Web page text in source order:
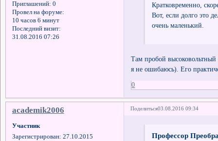
Приглашений: 0
Провел на форуме:
10 часов 6 минут
Последний визит:
31.08.2016 07:26
Кратковременно,
Вот, если долго это
очень маленький.
Там пробой
я не ошибаюсь). Его
0
Поделиться03.08.2016 09:34
academik2006
Участник
Зарегистрирован: 27.10.2015
Профессор